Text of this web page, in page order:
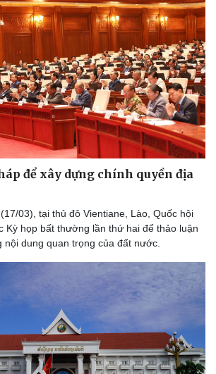
Podcast
Câu chuyện thời sự
Đọc truyện đêm khuya
Cửa sổ tình yêu
Kể chuyện cho bé
Hạt giống tâm hồn
để xây dựng chính quyền địa
03), tại thủ đô Vientiane, Lào, Quốc hội
Kỳ họp bất thường lần thứ hai để thảo luận
nội dung quan trọng của đất nước.